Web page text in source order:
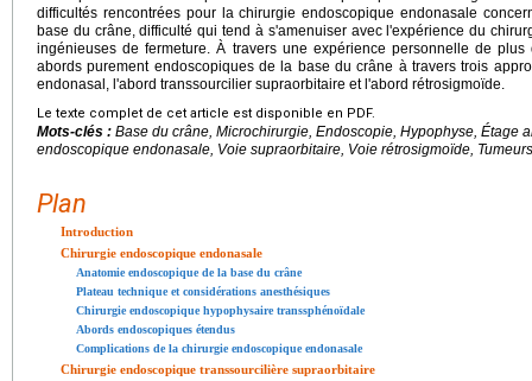
difficultés rencontrées pour la chirurgie endoscopique endonasale
base du crâne, difficulté qui tend à s'amenuiser avec l'expérience du
ingénieuses de fermeture. À travers une expérience personnelle de
abords purement endoscopiques de la base du crâne à travers trois
endonasal, l'abord transsourcilier supraorbitaire et l'abord rétrosigmoïde.
Le texte complet de cet article est disponible en PDF.
Mots-clés : Base du crâne, Microchirurgie, Endoscopie, Hypophyse, Étage
endoscopique endonasale, Voie supraorbitaire, Voie rétrosigmoïde,
Plan
Introduction
Chirurgie endoscopique endonasale
Anatomie endoscopique de la base du crâne
Plateau technique et considérations anesthésiques
Chirurgie endoscopique hypophysaire transsphénoïdale
Abords endoscopiques étendus
Complications de la chirurgie endoscopique endonasale
Chirurgie endoscopique transsourcilière supraorbitaire